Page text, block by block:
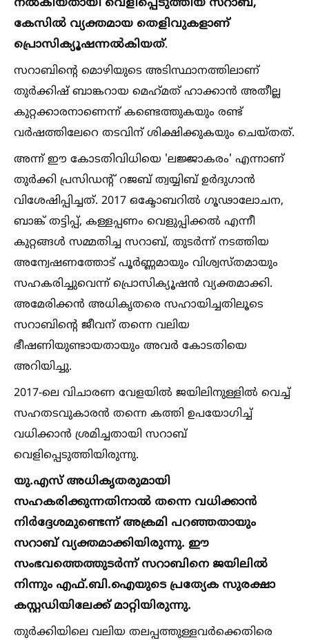
നല്‍കിയതായി വെളിപ്പെടുത്തിയ സറാബ്,
കേസില്‍ വ്യക്തമായ തെളിവുകളാണ്
പ്രൊസിക്യൂഷന്നല്‍കിയത്.
സറാബിന്റെ മൊഴിയുടെ അടിസ്ഥാനത്തിലാണ്
തുര്‍ക്കിഷ് ബാങ്കറായ മെഹ്‌മത് ഹാക്കാന്‍ അതീല്ല
കുറ്റക്കാരനാണെന്ന് കണ്ടെത്തുകയും രണ്ട്
വര്‍ഷത്തിലേറെ തടവിന് ശിക്ഷിക്കുകയും ചെയ്തത്.
അന്ന് ഈ കോടതിവിധിയെ 'ലജ്ജാകരം' എന്നാണ്
തുര്‍ക്കി പ്രസിഡന്റ് റജബ് ത്വയ്യിബ് ഉര്‍ദുഗാന്‍
വിശേഷിപ്പിച്ചത്. 2017 ഒക്ടോബറില്‍ ഗൂഢാലോചന,
ബാങ്ക് തട്ടിപ്പ്, കള്ളപ്പണം വെളുപ്പിക്കല്‍ എന്നീ
കുറ്റങ്ങള്‍ സമ്മതിച്ച സറാബ്, തുടര്‍ന്ന് നടത്തിയ
അന്വേഷണത്തോട് പൂര്‍ണ്ണമായും വിശ്വസ്തമായും
സഹകരിച്ചുവെന്ന് പ്രൊസിക്യൂഷന്‍ വ്യക്തമാക്കി.
അമേരിക്കന്‍ അധികൃതരെ സഹായിച്ചതിലൂടെ
സറാബിന്റെ ജീവന് തന്നെ വലിയ
ഭീഷണിയുണ്ടായതായും അവര്‍ കോടതിയെ
അറിയിച്ചു.
2017-ലെ വിചാരണ വേളയില്‍ ജയിലിനുള്ളില്‍ വെച്ച്‌
സഹതടവുകാരന്‍ തന്നെ കത്തി ഉപയോഗിച്ച്‌
വധിക്കാന്‍ ശ്രമിച്ചതായി സറാബ്
വെളിപ്പെടുത്തിയിരുന്നു.
യു.എസ് അധികൃതരുമായി
സഹകരിക്കുന്നതിനാല്‍ തന്നെ വധിക്കാന്‍
നിര്‍ദ്ദേശമുണ്ടെന്ന് അക്രമി പറഞ്ഞതായും
സറാബ് വ്യക്തമാക്കിയിരുന്നു. ഈ
സംഭവത്തെത്തുടര്‍ന്ന് സറാബിനെ ജയിലില്‍
നിന്നും എഫ്.ബി.ഐയുടെ പ്രത്യേക സുരക്ഷാ
കസ്റ്റഡിയിലേക്ക് മാറ്റിയിരുന്നു.
തുര്‍ക്കിയിലെ വലിയ തലപ്പത്തുള്ളവര്‍ക്കെതിരെ